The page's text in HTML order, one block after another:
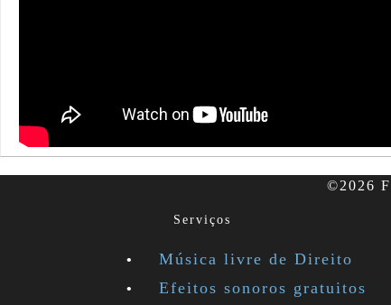
©2026
Serviços
Música livre de Direito
Efeitos sonoros gratuitos